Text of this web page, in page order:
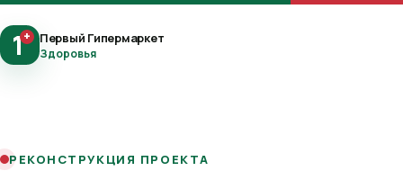
1+ Первый Гипермаркет
Здоровья
РЕКОНСТРУКЦИЯ ПРОЕКТА